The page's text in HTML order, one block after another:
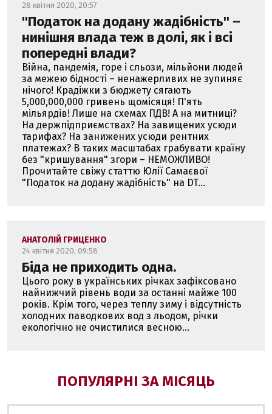
28 квітня 2020, 20:57
''Податок на додану жадібність'' –
нинішня влада теж в долі, як і всі
попередні влади?
Війна, пандемія, горе і сльози, мільйони людей
за межею бідності – ненажерливих не зупиняє
нічого! Крадіжки з бюджету сягають
5,000,000,000 гривень щомісяця! П'ять
мільярдів! Лише на схемах ПДВ! А на митниці?
На держпідприємствах? На завищених усюди
тарифах? На занижених усюди рентних
платежах? В таких масштабах грабувати країну
без "кришування" згори – НЕМОЖЛИВО!
Прочитайте свіжу статтю Юлії Самаєвої
"Податок на додану жадібність" на DT...
АНАТОЛІЙ ГРИЦЕНКО
24 квітня 2020, 09:58
Біда не приходить одна.
Цього року в українських річках зафіксовано
найнижчий рівень води за останні майже 100
років. Крім того, через теплу зиму і відсутність
холодних паводкових вод з льодом, річки
екологічно не очистилися весною...
ПОПУЛЯРНІ ЗА МІСЯЦЬ